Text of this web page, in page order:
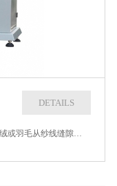
DETAILS
适用范围：用于测试婴幼儿的羽绒服装阻止钻绒或羽毛从纱线缝隙间钻漏的性能。符合标准：GB/T 14272-2021等标准。技术参数：1、透明树脂回转箱体：内部尺寸为：600mm600mm600mm1mm（LWH）2、转速：...